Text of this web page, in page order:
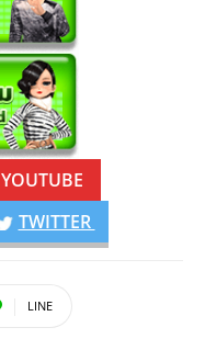
YOUTUBE
TWITTER
LINE